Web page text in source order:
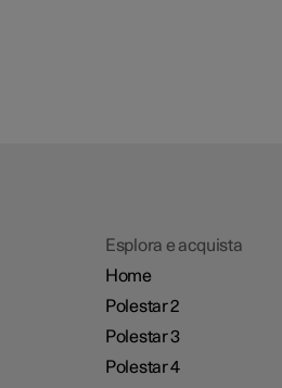
Esplora e acquista
Home
Polestar 2
Polestar 3
Polestar 4